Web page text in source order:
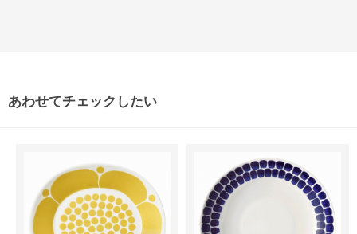
あわせてチェックしたい